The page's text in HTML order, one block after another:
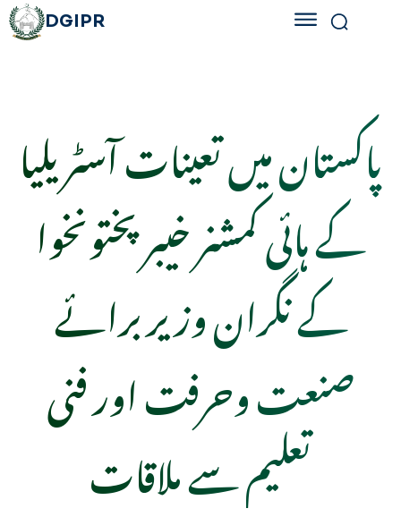
DGIPR
پاکستان میں تعینات آسٹریلیا
کے ہائی کمشنر خیبر پختونخوا
کے نگران وزیر برائے
صنعت وحرفت اور فنی
تعلیم سے ملاقات